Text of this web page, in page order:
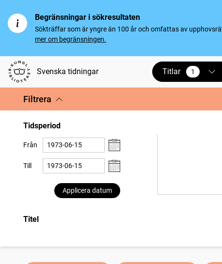
Begränsningar i sökresultaten
Sökträffar som är yngre än 100 år och omfattas av
mer om begränsningen.
Svenska tidningar Titlar 1
vald
Filtrera
Tidsperiod
Från
Till
Applicera datum
Titel